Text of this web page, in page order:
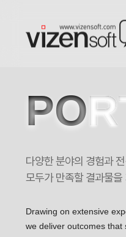
PO
다양한 분야의 경험과
모두가 만족할 결과물을
Drawing on extensive
we deliver outcomes that